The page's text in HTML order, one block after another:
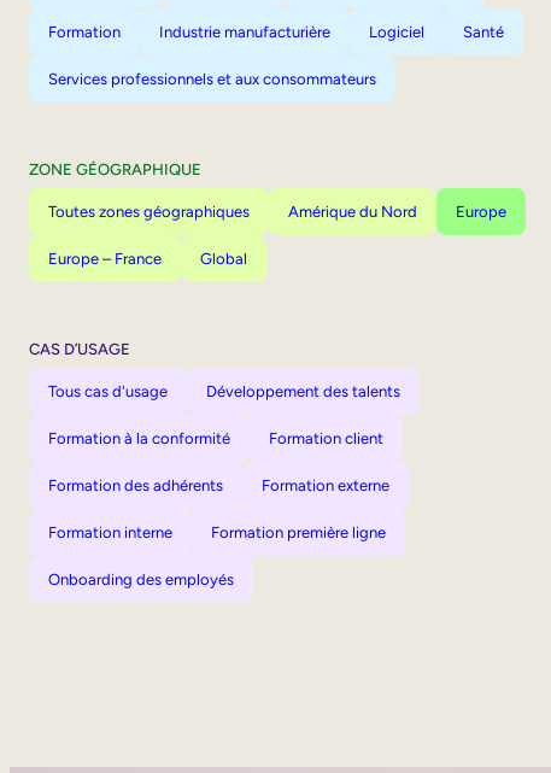
Formation Industrie manufacturière Logiciel Santé
Services professionnels et aux consommateurs
ZONE GÉOGRAPHIQUE
Toutes zones géographiques Amérique du Nord Europe
Europe – France Global
CAS D’USAGE
Tous cas d'usage Développement des talents
Formation à la conformité Formation client
Formation des adhérents Formation externe
Formation interne Formation première ligne
Onboarding des employés